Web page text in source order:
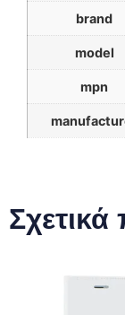
brand
model
mpn
Σχετικά